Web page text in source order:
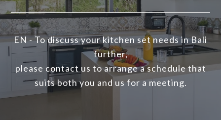
EN - To discuss your kitchen set needs in Bali
further,
please contact us to arrange a schedule that
suits both you and us for a meeting.